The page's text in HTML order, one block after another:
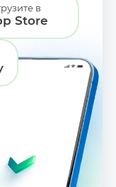
в
Store